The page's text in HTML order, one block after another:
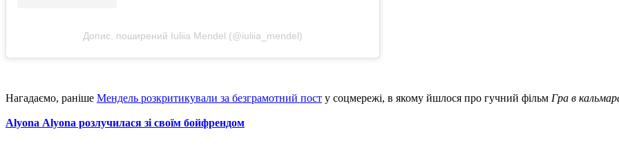
Допис, поширений Iuliia Mendel (@iuliia_mendel)
Нагадаємо, раніше Мендель розкритикували за безграмотний пост у соцмережі, в якому йшлося про гучний фільм Гра в
Аlyona Аlyona розлучилася зі своїм бойфрендом